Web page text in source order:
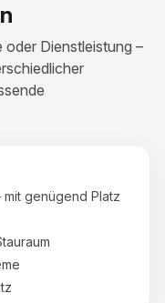
Dienstleistung –
genügend Platz